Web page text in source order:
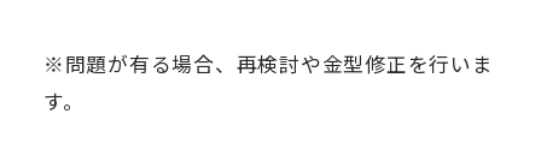
※問題が有る場合、再検討や金型修正を行いま
す。